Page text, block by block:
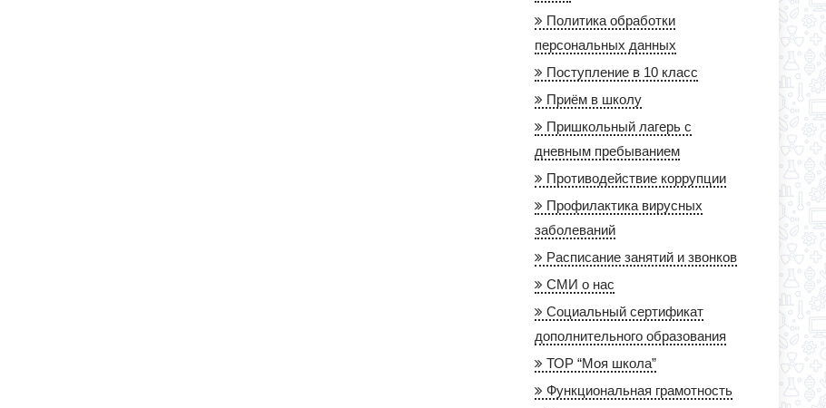
Политика обработки
персональных данных
Поступление в 10 класс
Приём в школу
Пришкольный лагерь с
дневным пребыванием
Противодействие коррупции
Профилактика вирусных
заболеваний
Расписание занятий и звонков
СМИ о нас
Социальный сертификат
дополнительного образования
ТОР “Моя школа”
Функциональная грамотность